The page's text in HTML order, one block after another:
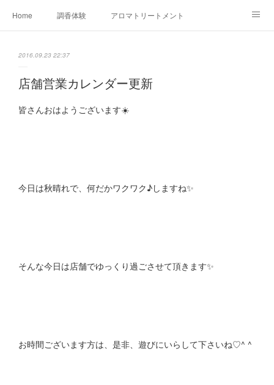
Home 調香体験 アロマトリートメントMenu
Ameblo
2016.09.23 22:37
店舗営業カレンダー更新
皆さんおはようございます☀️
今日は秋晴れで、何だかワクワク♪しますね✨
そんな今日は店舗でゆっくり過ごさせて頂きます✨
お時間ございます方は、是非、遊びにいらして下さいね♡^ ^